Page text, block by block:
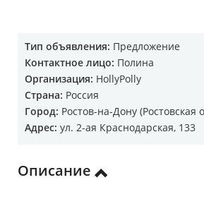
Тип объявления: Предложение
Контактное лицо: Полина
Организация: HollyPolly
Страна: Россия
Город: Ростов-на-Дону (Ростовская
Адрес: ул. 2-ая Краснодарская, 133
Описание